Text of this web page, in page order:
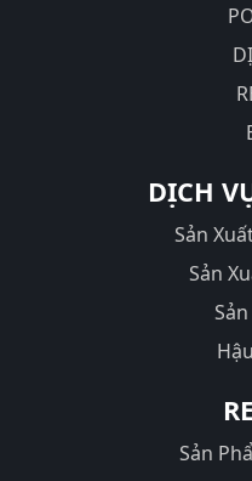
DỊCH
Sản
Sản
Sản